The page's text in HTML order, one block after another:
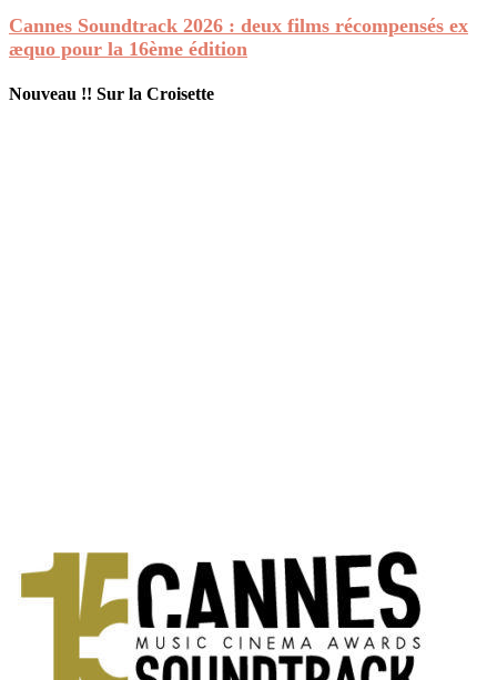
Cannes Soundtrack 2026 : deux films récompensés ex
æquo pour la 16ème édition
Nouveau !! Sur la Croisette